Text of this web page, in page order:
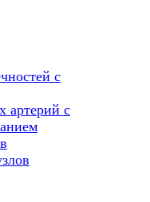
с
артерий с